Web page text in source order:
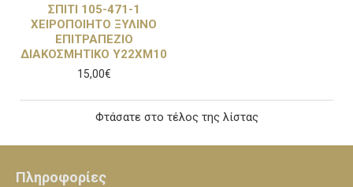
ΣΠΙΤΙ 105-471-1
ΧΕΙΡΟΠΟΙΗΤΟ ΞΥΛΙΝΟ
ΕΠΙΤΡΑΠΕΖΙΟ
ΔΙΑΚΟΣΜΗΤΙΚΟ Υ22ΧΜ10
15,00€
Φτάσατε στο τέλος της λίστας
Πληροφορίες